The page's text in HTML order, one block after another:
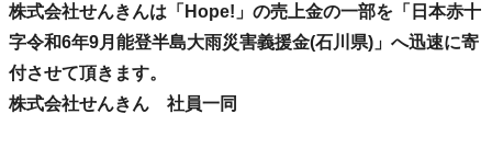
株式会社せんきんは「Hope!」の売上金の一部を「日本赤十
字令和6年9月能登半島大雨災害義援金(石川県)」へ迅速に寄
付させて頂きます。
株式会社せんきん 社員一同